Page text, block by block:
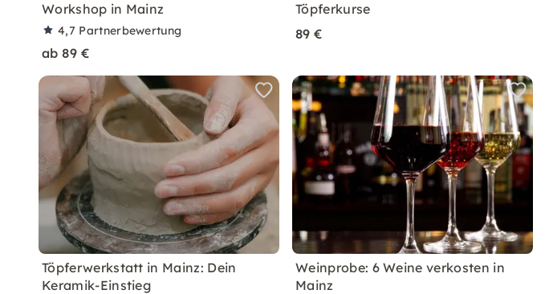
Workshop in Mainz
4,7 Partnerbewertung
ab 89 €
Töpferkurse
89 €
Töpferwerkstatt in Mainz: Dein
Keramik-Einstieg
Weinprobe: 6 Weine verkosten in
Mainz